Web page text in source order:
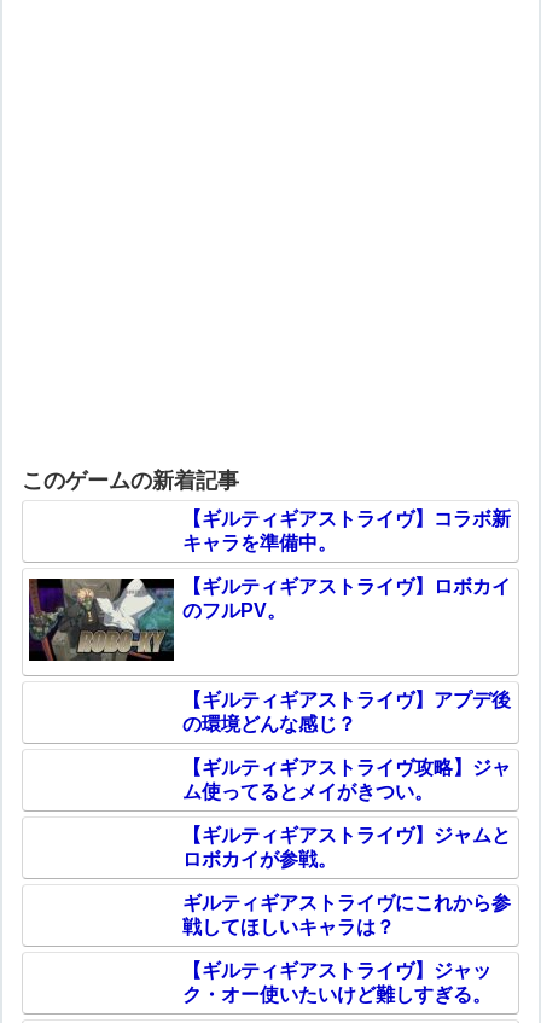
このゲームの新着記事
【ギルティギアストライヴ】コラボ新
キャラを準備中。
【ギルティギアストライヴ】ロボカイ
のフルPV。
【ギルティギアストライヴ】アプデ後
の環境どんな感じ？
【ギルティギアストライヴ攻略】ジャ
ム使ってるとメイがきつい。
【ギルティギアストライヴ】ジャムと
ロボカイが参戦。
ギルティギアストライヴにこれから参
戦してほしいキャラは？
【ギルティギアストライヴ】ジャッ
ク・オー使いたいけど難しすぎる。